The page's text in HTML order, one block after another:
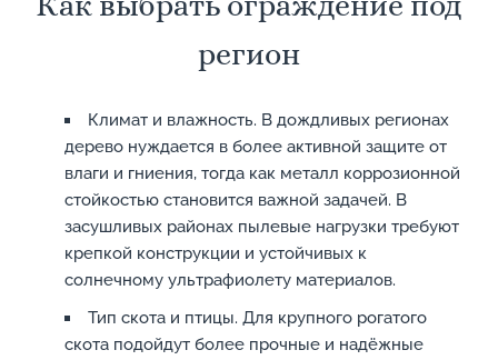
регион
Климат и влажность. В дождливых регионах
дерево нуждается в более активной защите от
влаги и гниения, тогда как металл коррозионной
стойкостью становится важной задачей. В
засушливых районах пылевые нагрузки требуют
крепкой конструкции и устойчивых к
солнечному ультрафиолету материалов.
Тип скота и птицы. Для крупного рогатого
скота подойдут более прочные и надёжные